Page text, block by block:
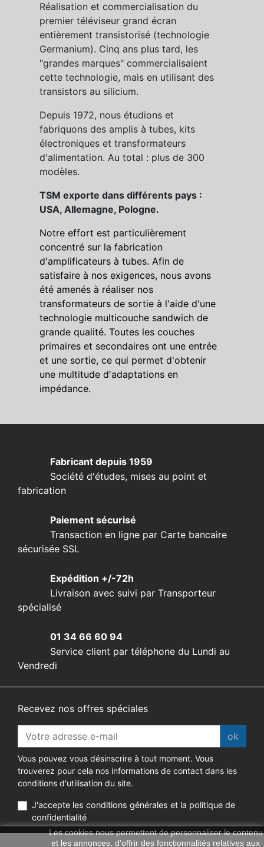
Réalisation et commercialisation du
premier téléviseur grand écran
entièrement transistorisé (technologie
Germanium). Cinq ans plus tard, les
"grandes marques" commercialisaient
cette technologie, mais en utilisant des
transistors au silicium.
Depuis 1972, nous étudions et
fabriquons des amplis à tubes, kits
électroniques et transformateurs
d'alimentation. Au total : plus de 300
modèles.
TSM exporte dans différents pays :
USA, Allemagne, Pologne.
Notre effort est particulièrement
concentré sur la fabrication
d'amplificateurs à tubes. Afin de
satisfaire à nos exigences, nous avons
été amenés à réaliser nos
transformateurs de sortie à l'aide d'une
technologie multicouche sandwich de
grande qualité. Toutes les couches
primaires et secondaires ont une entrée
et une sortie, ce qui permet d'obtenir
une multitude d'adaptations en
impédance.
Fabricant depuis 1959
Société d'études, mises au point et
fabrication
Paiement sécurisé
Transaction en ligne par Carte bancaire
sécurisée SSL
Expédition +/-72h
Livraison avec suivi par Transporteur
spécialisé
01 34 66 60 94
Service client par téléphone du Lundi au
Vendredi
Recevez nos offres spéciales
ok
Vous pouvez vous désinscrire à tout moment. Vous
trouverez pour cela nos informations de contact dans les
conditions d'utilisation du site.
J'accepte les conditions générales et la politique de
confidentialité
Les cookies nous permettent de personnaliser le contenu
et les annonces, d'offrir des fonctionnalités relatives aux